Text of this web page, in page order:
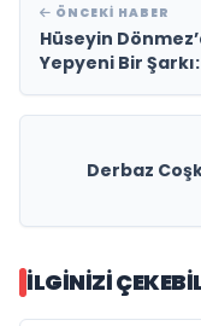
ÖNCEKI HABER
Hüseyin
Yepyeni Bir
Derbaz
İLGINIZI